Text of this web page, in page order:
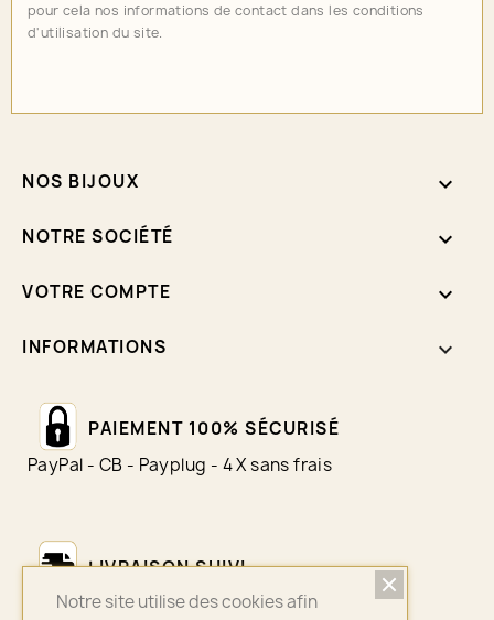
pour cela nos informations de contact dans les conditions
d'utilisation du site.
NOS BIJOUX 
NOTRE SOCIÉTÉ 
VOTRE COMPTE 
INFORMATIONS keyboard_arrow_down
PAIEMENT 100% SÉCURISÉ
PayPal - CB - Payplug - 4 X sans frais
LIVRAISON SUIVI
Colissimo - Chronopost - Mondial Relay
Notre site utilise des cookies afin